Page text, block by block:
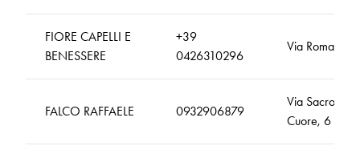
FIORE CAPELLI E
BENESSERE
+39
0426310296
Via Roma, 17
FALCO RAFFAELE 0932906879
Via Sacro
Cuore, 6